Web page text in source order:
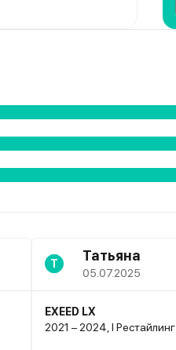
Т Татьяна
05.07.2025
EXEED LX
2021 – 2024, I Рестайлинг